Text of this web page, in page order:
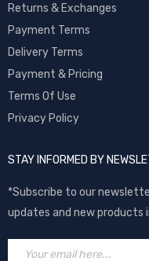
Returns & Exchanges
Payment Terms
Delivery Terms
Payment & Pricing
Terms Of Use
Privacy Policy
STAY INFORMED BY
*Subscribe to our
updates and new products